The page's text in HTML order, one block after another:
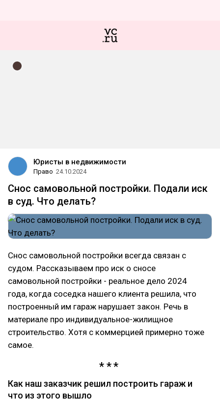
Юристы в недвижимости
Право 24.10.2024
Снос самовольной постройки. Подали иск
в суд. Что делать?
Снос самовольной постройки всегда связан с
судом. Рассказываем про иск о сносе
самовольной постройки - реальное дело 2024
года, когда соседка нашего клиента решила, что
построенный им гараж нарушает закон. Речь в
материале про индивидуальное-жилищное
строительство. Хотя с коммерцией примерно тоже
самое.
Как наш заказчик решил построить гараж и
что из этого вышло